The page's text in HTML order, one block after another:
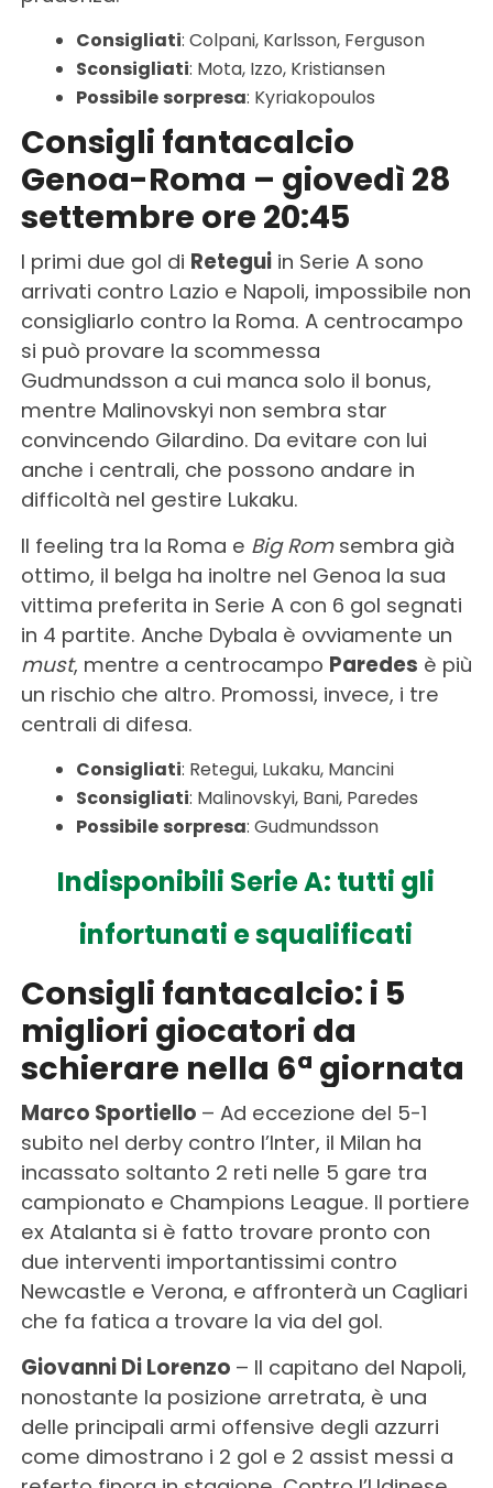
Consigliati: Colpani, Karlsson, Ferguson
Sconsigliati: Mota, Izzo, Kristiansen
Possibile sorpresa: Kyriakopoulos
Consigli fantacalcio
Genoa-Roma – giovedì 28
settembre ore 20:45
I primi due gol di Reteguiin Serie A sono
arrivati contro Lazio e Napoli, impossibile non
consigliarlo contro la Roma. A centrocampo
si può provare la scommessa
Gudmundsson a cui manca solo il bonus,
mentre Malinovskyi non sembra star
convincendo Gilardino. Da evitare con lui
anche i centrali, che possono andare in
difficoltà nel gestire Lukaku.
Il feeling tra la Roma e Big Romsembra già
ottimo, il belga ha inoltre nel Genoa la sua
vittima preferita in Serie A con 6 gol segnati
in 4 partite. Anche Dybala è ovviamente un
must, mentre a centrocampo Paredes è più
un rischio che altro. Promossi, invece, i tre
centrali di difesa.
Consigliati: Retegui, Lukaku, Mancini
Sconsigliati: Malinovskyi, Bani, Paredes
Possibile sorpresa: Gudmundsson
Indisponibili Serie A: tutti gli
infortunati e squalificati
Consigli fantacalcio: i 5
migliori giocatori da
schierare nella 6ª giornata
Marco Sportiello – Ad eccezione del 5-1
subito nel derby contro l’Inter, il Milan ha
incassato soltanto 2 reti nelle 5 gare tra
campionato e Champions League. Il portiere
ex Atalanta si è fatto trovare pronto con
due interventi importantissimi contro
Newcastle e Verona, e affronterà un Cagliari
che fa fatica a trovare la via del gol.
Giovanni Di Lorenzo – Il capitano del Napoli,
nonostante la posizione arretrata, è una
delle principali armi offensive degli azzurri
come dimostrano i 2 gol e 2 assist messi a